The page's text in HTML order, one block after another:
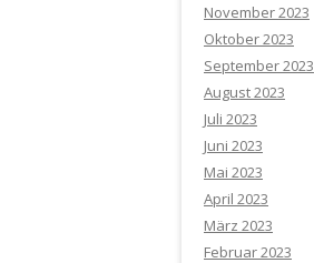
November 2023
Oktober 2023
September 2023
August 2023
Juli 2023
Juni 2023
Mai 2023
April 2023
März 2023
Februar 2023